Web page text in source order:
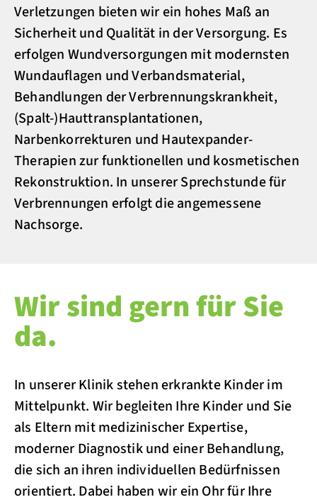
Verletzungen bieten wir ein hohes Maß an
Sicherheit und Qualität in der Versorgung. Es
erfolgen Wundversorgungen mit modernsten
Wundauflagen und Verbandsmaterial,
Behandlungen der Verbrennungskrankheit,
(Spalt-)Hauttransplantationen,
Narbenkorrekturen und Hautexpander-
Therapien zur funktionellen und kosmetischen
Rekonstruktion. In unserer Sprechstunde für
Verbrennungen erfolgt die angemessene
Nachsorge.
Wir sind gern für Sie
da.
In unserer Klinik stehen erkrankte Kinder im
Mittelpunkt. Wir begleiten Ihre Kinder und Sie
als Eltern mit medizinischer Expertise,
moderner Diagnostik und einer Behandlung,
die sich an ihren individuellen Bedürfnissen
orientiert. Dabei haben wir ein Ohr für Ihre